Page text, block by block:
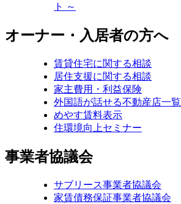
ト ～
オーナー・入居者の方へ
賃貸住宅に関する相談
居住支援に関する相談
家主費用・利益保険
外国語が話せる不動産店一覧
めやす賃料表示
住環境向上セミナー
事業者協議会
サブリース事業者協議会
家賃債務保証事業者協議会